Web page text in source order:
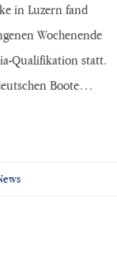
in Luzern fand
Wochenende
Qualifikation statt.
Boote…